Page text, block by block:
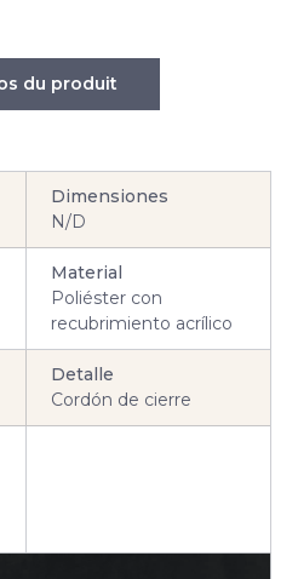
du produit
Dimensiones
N/D
Material
Poliéster con
recubrimiento acrílico
Detalle
Cordón de cierre